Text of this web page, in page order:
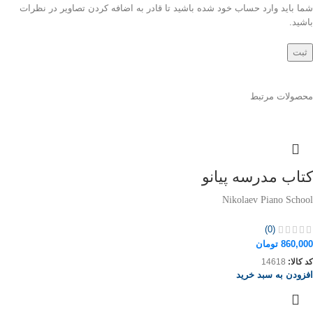
شما باید وارد حساب خود شده باشید تا قادر به اضافه کردن تصاویر در نظرات
باشید.
محصولات مرتبط
کتاب مدرسه پیانو
Nikolaev Piano School
(0)
860,000 تومان
کد کالا: 14618
افزودن به سبد خرید